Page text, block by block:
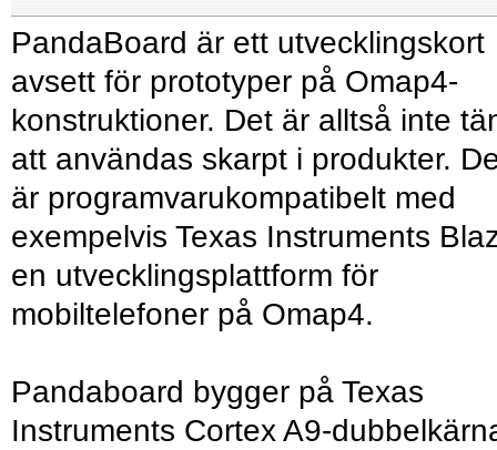
PandaBoard är ett utvecklingskort
avsett för prototyper på Omap4-
konstruktioner. Det är alltså inte
att användas skarpt i produkter.
är programvarukompatibelt med
exempelvis Texas Instruments
en utvecklingsplattform för
mobiltelefoner på Omap4.
Pandaboard bygger på Texas
Instruments Cortex A9-